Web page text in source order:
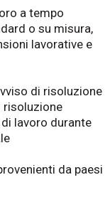
a tempo
o su misura,
lavorative e
di risoluzione
risoluzione
lavoro durante
da paesi